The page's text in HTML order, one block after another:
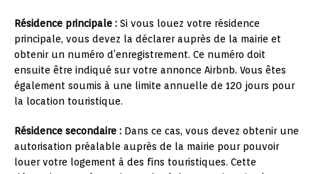
Résidence principale : Si vous louez votre résidence
principale, vous devez la déclarer auprès de la mairie et
obtenir un numéro d’enregistrement. Ce numéro doit
ensuite être indiqué sur votre annonce Airbnb. Vous êtes
également soumis à une limite annuelle de 120 jours pour
la location touristique.
Résidence secondaire : Dans ce cas, vous devez obtenir une
autorisation préalable auprès de la mairie pour pouvoir
louer votre logement à des fins touristiques. Cette